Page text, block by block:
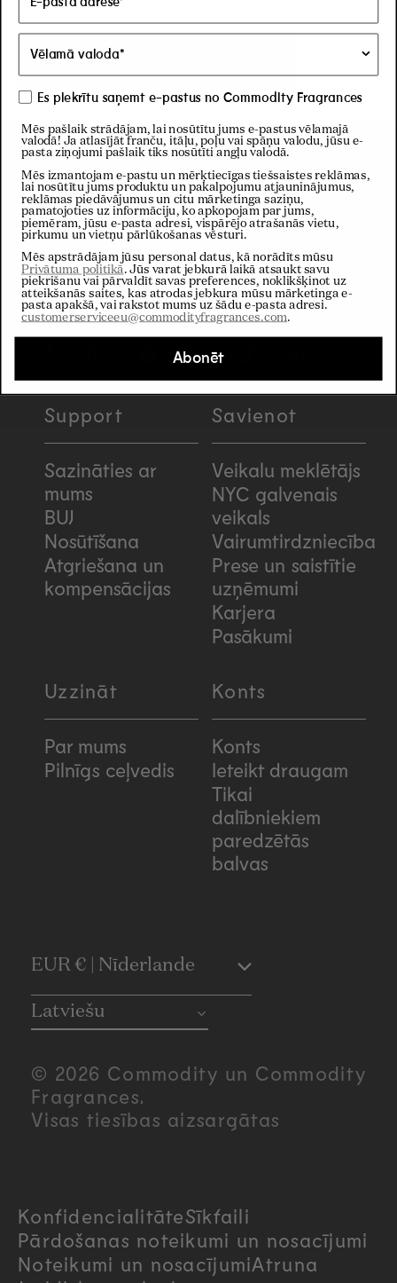
Biļetens
Abonēt mūsu biļetenu, lai saņemtu
10% atlaidi no pirmā pasūtījuma
E-pasts
Instagram
YouTube
Support
Sazināties ar
mums
BUJ
Nosūtīšana
Atgriešana un
kompensācijas
Savienot
Veikalu meklētājs
NYC galvenais
veikals
Vairumtirdzniecība
Prese un saistītie
uzņēmumi
Karjera
Pasākumi
Uzzināt
Par mums
Pilnīgs ceļvedis
Konts
Konts
Ieteikt draugam
Tikai
dalībniekiem
paredzētās
balvas
C
o
u
n
y
/
EUR € | Nīderlande
Latviešu
© 2026 Commodity un Commodity
Fragrances.
Visas tiesības aizsargātas
KonfidencialitāteSīkfaili
Pārdošanas noteikumi un nosacījumi
Noteikumi un nosacījumiAtruna
Es piekrītu saņemt e-pastus no Commodity Fragrances
Mēs pašlaik strādājam, lai nosūtītu jums e-pastus vēlamajā
valodā! Ja atlasījāt franču, itāļu, poļu vai spāņu valodu, jūsu e-
pasta ziņojumi pašlaik tiks nosūtīti angļu valodā.
Mēs izmantojam e-pastu un mērķtiecīgas tiešsaistes reklāmas,
lai nosūtītu jums produktu un pakalpojumu atjauninājumus,
reklāmas piedāvājumus un citu mārketinga saziņu,
pamatojoties uz informāciju, ko apkopojam par jums,
piemēram, jūsu e-pasta adresi, vispārējo atrašanās vietu,
pirkumu un vietņu pārlūkošanas vēsturi.
Mēs apstrādājam jūsu personal datus, kā norādīts mūsu
Privātuma politikā. Jūs varat jebkurā laikā atsaukt savu
piekrišanu vai pārvaldīt savas preferences, noklikšķinot uz
atteikšanās saites, kas atrodas jebkura mūsu mārketinga e-
pasta apakšā, vai rakstot mums uz šādu e-pasta adresi.
customerserviceeu@commodityfragrances.com.
Abonēt